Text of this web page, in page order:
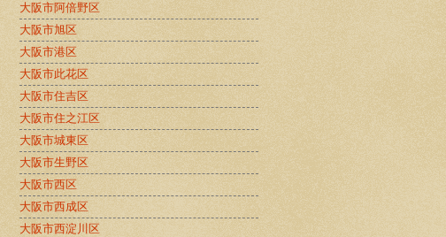
大阪市阿倍野区
大阪市旭区
大阪市港区
大阪市此花区
大阪市住吉区
大阪市住之江区
大阪市城東区
大阪市生野区
大阪市西区
大阪市西成区
大阪市西淀川区